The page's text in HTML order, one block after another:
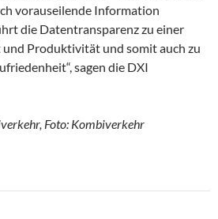
vorauseilende Information
die Datentransparenz zu einer
Produktivität und somit auch zu
sagen die DXI
Foto: Kombiverkehr